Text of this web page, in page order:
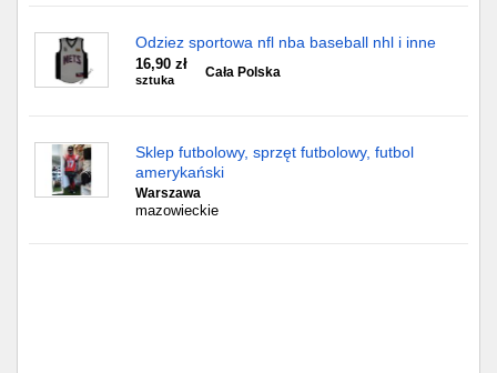
Odziez sportowa nfl nba baseball nhl i inne
16,90 zł
sztuka
Cała Polska
Sklep futbolowy, sprzęt futbolowy, futbol
amerykański
Warszawa
mazowieckie
Olsztyn
Opole